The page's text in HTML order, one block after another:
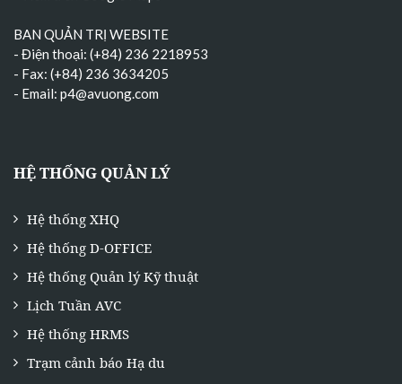
BAN QUẢN TRỊ WEBSITE
- Điện thoại: (+84) 236 2218953
- Fax: (+84) 236 3634205
- Email: p4@avuong.com
HỆ THỐNG QUẢN LÝ
Hệ thống XHQ
Hệ thống D-OFFICE
Hệ thống Quản lý Kỹ thuật
Lịch Tuần AVC
Hệ thống HRMS
Trạm cảnh báo Hạ du